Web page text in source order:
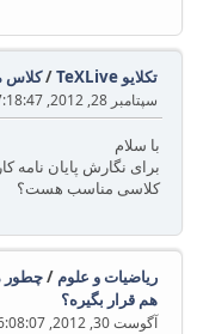
تکلایو TeXLive /کلاس
سپتامبر 28, 2012, 07:18:47 بعد از ظهر
با سلام
برای نگارش پایان
کلاسی مناسب هست؟
ریاضیات و علوم /چطور
هم قرار بگیره؟
آگوست 30, 2012, 06:08:07 بعد از ظهر